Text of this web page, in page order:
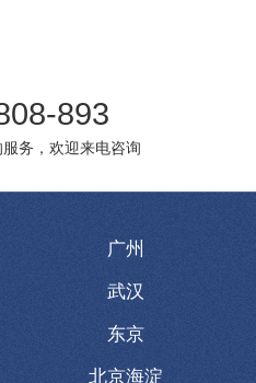
893
务，欢迎来电咨询
广州
武汉
东京
北京海淀